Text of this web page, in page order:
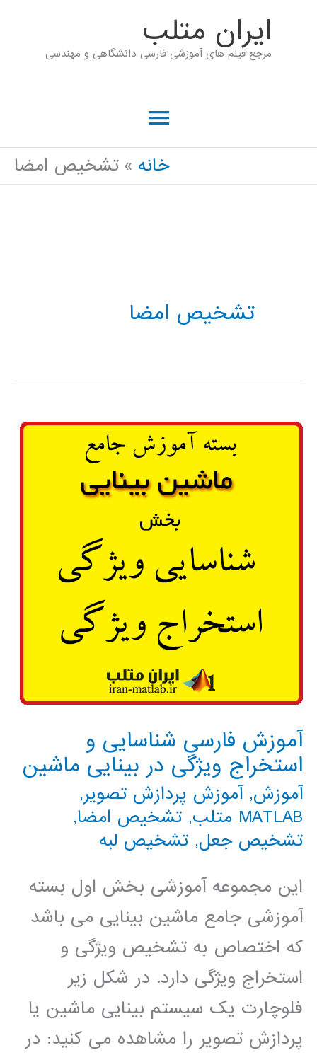
ايران متلب
مرجع فیلم های آموزشی فارسی دانشگاهی و مهندسی
فهرست
اصلی
خانه تشخیص امضا
تشخیص امضا
آموزش فارسی شناسایی و
استخراج ویژگی در بینایی ماشین
آموزش,آموزش پردازش تصویر,
MATLAB متلب
, تشخیص امضا,
تشخیص جعل, تشخیص لبه
این مجموعه آموزشی بخش اول بسته
آموزشی جامع ماشین بینایی می باشد
که اختصاص به تشخیص ویژگی و
استخراج ویژگی دارد. در شکل زیر
فلوچارت یک سیستم بینایی ماشین یا
پردازش تصویر را مشاهده می کنید: در